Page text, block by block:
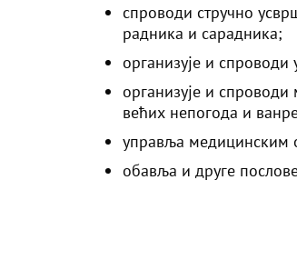
спроводи стручно
радника и сарадника;
организује и спроводи
организује и спроводи
већих непогода и
управља медицинским
обавља и друге